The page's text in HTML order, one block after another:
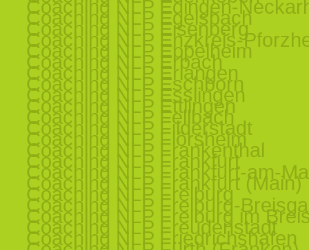
Coaching NLP Edingen-
Coaching NLP Egelsbach
Coaching NLP Eisenberg
Coaching NLP Enzkreis-
Coaching NLP Eppelheim
Coaching NLP Erbach
Coaching NLP Erlangen
Coaching NLP Eschborn
Coaching NLP Esslingen
Coaching NLP Ettlingen
Coaching NLP Fellbach
Coaching NLP Filderstadt
Coaching NLP Flörsheim
Coaching NLP Frankenthal
Coaching NLP Frankfurt
Coaching NLP Frankfurt-am-
Coaching NLP Frankfurt (Main)
Coaching NLP Freiburg
Coaching NLP Freiburg-
Coaching NLP Freiburg im
Coaching NLP Freudenstadt
Coaching NLP Friedrichshafen